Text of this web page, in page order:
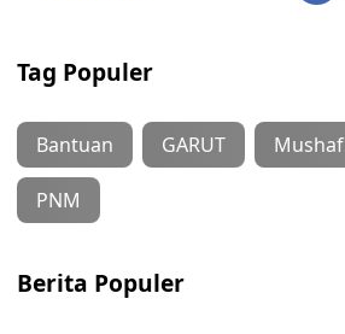
Tag Populer
Bantuan GARUT Mushaf
PNM
Berita Populer